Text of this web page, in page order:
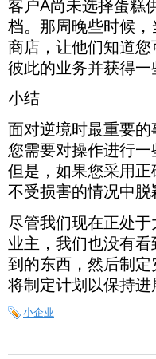
客户A尚未选择蛋糕
档。那周晚些时候
商店，让他们知道
彼此的业务并获得一
小结
面对逆境时最重要
您需要对操作进行
但是，如果您采用
不受损害的情况中脱
尽管我们现在正处
业主，我们也没有
到的东西，然后制
将制定计划以保持进
小企业